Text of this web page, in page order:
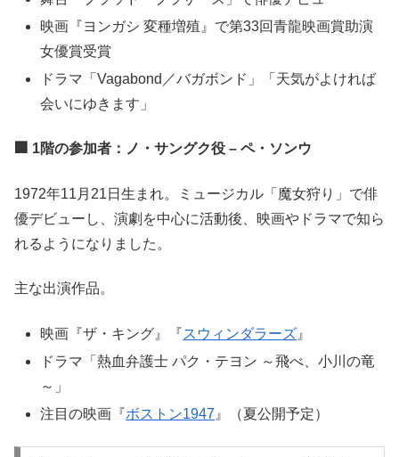
映画『ヨンガシ 変種増殖』で第33回青龍映画賞助演
女優賞受賞
ドラマ「Vagabond／バガボンド」「天気がよければ
会いにゆきます」
🏢 1階の参加者：ノ・サングク役 – ペ・ソンウ
1972年11月21日生まれ。ミュージカル「魔女狩り」で俳
優デビューし、演劇を中心に活動後、映画やドラマで知ら
れるようになりました。
主な出演作品。
映画『ザ・キング』『スウィンダラーズ 』
ドラマ「熱血弁護士 パク・テヨン ～飛べ、小川の竜
～」
注目の映画『ボストン1947 』（夏公開予定）